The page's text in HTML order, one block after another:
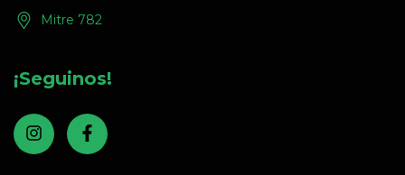
Mitre 782
¡Seguinos!